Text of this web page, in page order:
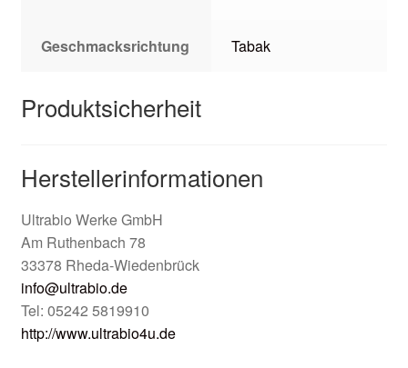
Geschmacksrichtung Tabak
Produktsicherheit
Herstellerinformationen
Ultrabio Werke GmbH
Am Ruthenbach 78
33378 Rheda-Wiedenbrück
info@ultrabio.de
Tel: 05242 5819910
http://www.ultrabio4u.de